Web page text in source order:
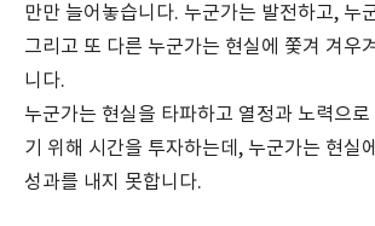
만만 늘어놓습니다. 누군가는 발전하고, 누
그리고 또 다른 누군가는 현실에 쫓겨 겨우
니다.
누군가는 현실을 타파하고 열정과 노력으
기 위해 시간을 투자하는데, 누군가는 현실
성과를 내지 못합니다.